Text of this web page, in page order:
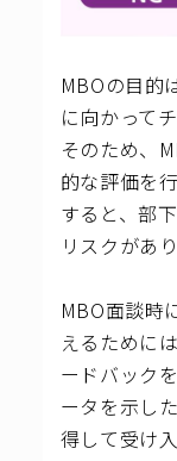
MBOの目的
に向かって
そのため、
的な評価を
すると、部
リスクがあり
MBO面談時
えるために
ードバック
ータを示し
得して受け